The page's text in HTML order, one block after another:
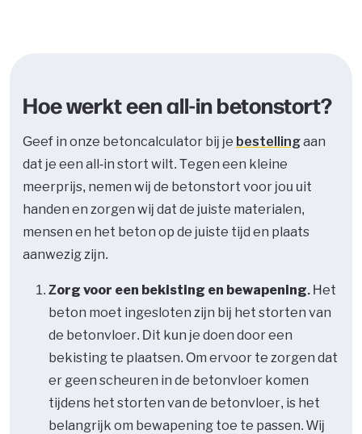
Hoe werkt een all-in betonstort?
Geef in onze betoncalculator bij je bestellingaan
dat je een all-in stort wilt. Tegen een kleine
meerprijs, nemen wij de betonstort voor jou uit
handen en zorgen wij dat de juiste materialen,
mensen en het beton op de juiste tijd en plaats
aanwezig zijn.
Zorg voor een bekisting en bewapening. Het
beton moet ingesloten zijn bij het storten van
de betonvloer. Dit kun je doen door een
bekisting te plaatsen. Om ervoor te zorgen dat
er geen scheuren in de betonvloer komen
tijdens het storten van de betonvloer, is het
belangrijk om bewapening toe te passen. Wij